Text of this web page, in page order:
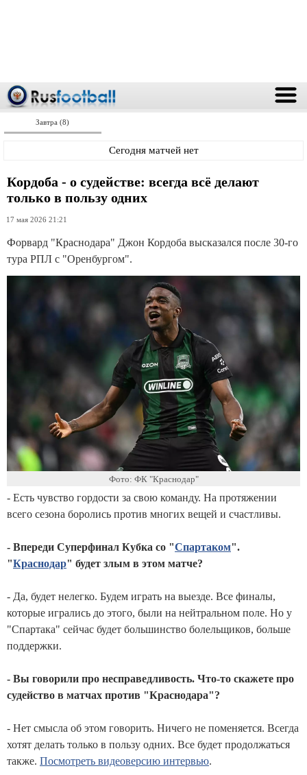
Завтра (8)
Сегодня матчей нет
Кордоба - о судействе: всегда всё делают
только в пользу одних
17 мая 2026 21:21
Форвард "Краснодара" Джон Кордоба высказался после 30-го
тура РПЛ с "Оренбургом".
Фото: ФК "Краснодар"
- Есть чувство гордости за свою команду. На протяжении
всего сезона боролись против многих вещей и счастливы.
- Впереди Суперфинал Кубка со "Спартаком".
"Краснодар" будет злым в этом матче?
- Да, будет нелегко. Будем играть на выезде. Все финалы,
которые игрались до этого, были на нейтральном поле. Но у
"Спартака" сейчас будет большинство болельщиков, больше
поддержки.
- Вы говорили про несправедливость. Что-то скажете про
судейство в матчах против "Краснодара"?
- Нет смысла об этом говорить. Ничего не поменяется. Всегда
хотят делать только в пользу одних. Все будет продолжаться
также. Посмотреть видеоверсию интервью.